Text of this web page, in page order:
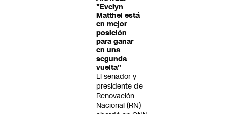
"Evelyn
Matthei está
en mejor
posición
para ganar
en una
segunda
vuelta"
El senador y
presidente de
Renovación
Nacional (RN)